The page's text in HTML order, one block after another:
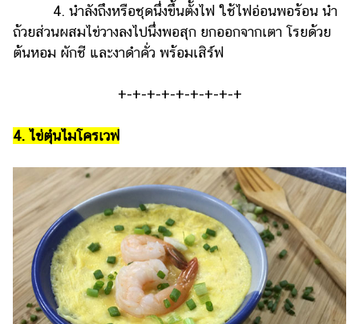
4. นำลังถึงหรือชุดนึ่งขึ้นตั้งไฟ ใช้ไฟอ่อนพอร้อน นำ
ถ้วยส่วนผสมไข่วางลงไปนึ่งพอสุก ยกออกจากเตา โรยด้วย
ต้นหอม ผักชี และงาดำคั่ว พร้อมเสิร์ฟ
+-+-+-+-+-+-+-+-+
4. ไข่ตุ๋นไมโครเวฟ